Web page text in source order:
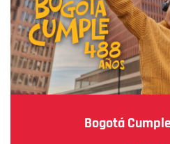
Bogotá